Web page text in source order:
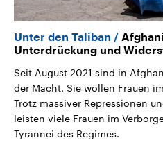
Unter den Taliban
Unterdrückung und
Seit August 2021 sind in
der Macht. Sie wollen Frauen
Trotz massiver Repressionen
leisten viele Frauen im
Tyrannei des Regimes.